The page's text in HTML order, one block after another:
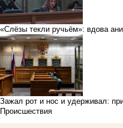
«Слёзы текли ручьём»: вдова
Зажал рот и нос и удерживал:
Происшествия